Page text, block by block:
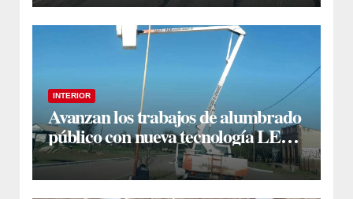
INTERIOR
Avanzan los trabajos de alumbrado
público con nueva tecnología LED
en Estación Taboada